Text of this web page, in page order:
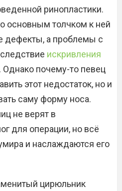
ринопластики.
основным толчком к ней
дефекты, а проблемы с
искривления
. Однако почему-то певец
этот недостаток, но и
саму форму носа.
не верят в
для операции, но всё
и наслаждаются его
цирюльник